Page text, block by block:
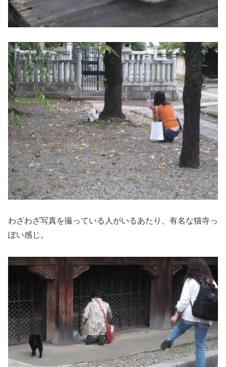
わざわざ写真を撮っている人がいるあたり、有名な猫寺っ
ぽい感じ。